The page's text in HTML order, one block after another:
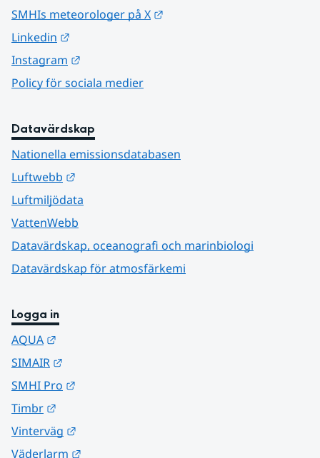
SMHIs meteorologer på X
Linkedin
Instagram
Policy för sociala medier
Datavärdskap
Nationella emissionsdatabasen
Luftwebb
Luftmiljödata
VattenWebb
Datavärdskap, oceanografi och marinbiologi
Datavärdskap för atmosfärkemi
Logga in
AQUA
SIMAIR
SMHI Pro
Timbr
Vinterväg
Väderlarm